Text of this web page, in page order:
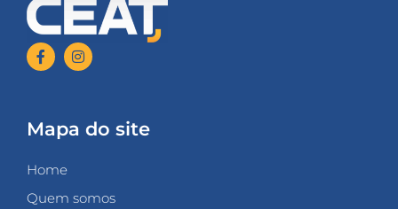
Mapa do site
Home
Quem somos